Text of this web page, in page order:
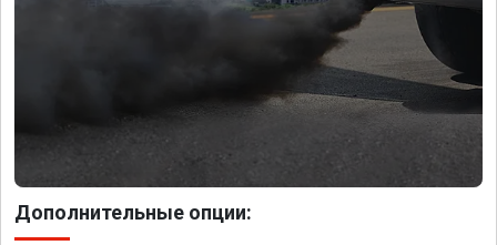
Дополнительные опции: